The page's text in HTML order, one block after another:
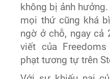
không bị ảnh
mọi thứ cũng khá
ngờ ở chỗ, ngay cả
viết của
phạt tương tự trên